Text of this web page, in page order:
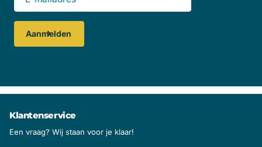
Aanmelden
Klantenservice
Een vraag? Wij staan voor je klaar!